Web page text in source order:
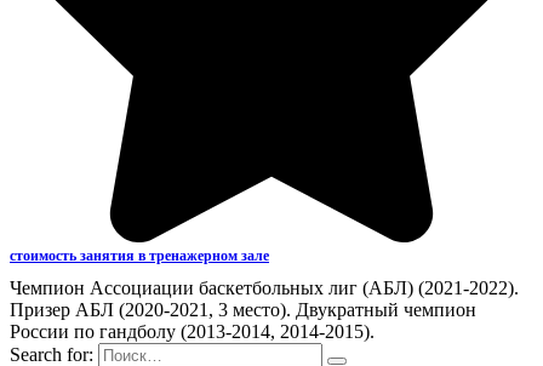
стоимость занятия в тренажерном зале
Чемпион Ассоциации баскетбольных лиг (АБЛ) (2021-2022).
Призер АБЛ (2020-2021, 3 место). Двукратный чемпион
России по гандболу (2013-2014, 2014-2015).
Search for: